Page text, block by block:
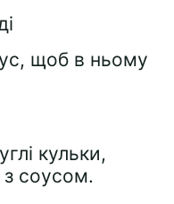
щоб в ньому
кульки,
з соусом.